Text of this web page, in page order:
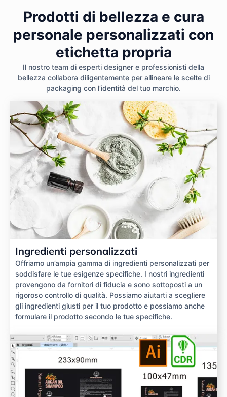
Prodotti di bellezza e cura
personale personalizzati con
etichetta propria
Il nostro team di esperti designer e professionisti della
bellezza collabora diligentemente per allineare le scelte di
packaging con l’identità del tuo marchio.
Ingredienti personalizzati
Offriamo un’ampia gamma di ingredienti personalizzati per
soddisfare le tue esigenze specifiche. I nostri ingredienti
provengono da fornitori di fiducia e sono sottoposti a un
rigoroso controllo di qualità. Possiamo aiutarti a scegliere
gli ingredienti giusti per il tuo prodotto e possiamo anche
formulare il prodotto secondo le tue specifiche.